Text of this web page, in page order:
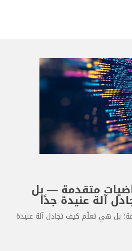
متقدمة — بل
آلة عنيدة جدًا
بل هي تعلّم كيف تجادل آلة عنيدة